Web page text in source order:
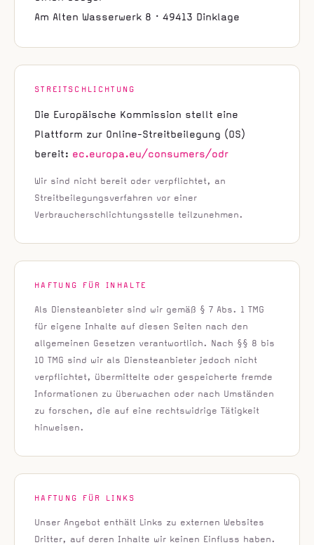
Am Alten Wasserwerk 8 · 49413 Dinklage
STREITSCHLICHTUNG
Die Europäische Kommission stellt eine
Plattform zur Online-Streitbeilegung (OS)
bereit: ec.europa.eu/consumers/odr
Wir sind nicht bereit oder verpflichtet, an
Streitbeilegungsverfahren vor einer
Verbraucherschlichtungsstelle teilzunehmen.
HAFTUNG FÜR INHALTE
Als Diensteanbieter sind wir gemäß § 7 Abs. 1 TMG
für eigene Inhalte auf diesen Seiten nach den
allgemeinen Gesetzen verantwortlich. Nach §§ 8 bis
10 TMG sind wir als Diensteanbieter jedoch nicht
verpflichtet, übermittelte oder gespeicherte fremde
Informationen zu überwachen oder nach Umständen
zu forschen, die auf eine rechtswidrige Tätigkeit
hinweisen.
HAFTUNG FÜR LINKS
Unser Angebot enthält Links zu externen Websites
Dritter, auf deren Inhalte wir keinen Einfluss haben.